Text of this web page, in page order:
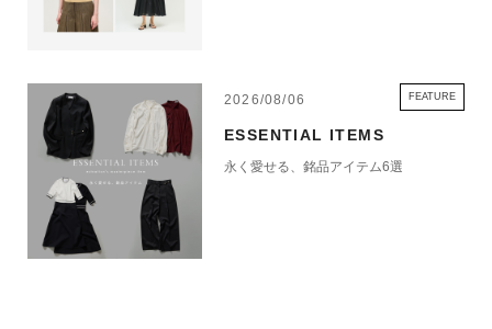
2026/08/06 FEATURE
ESSENTIAL ITEMS
永く愛せる、銘品アイテム6選